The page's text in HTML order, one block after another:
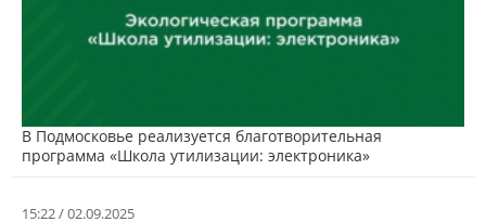
В Подмосковье реализуется благотворительная
программа «Школа утилизации: электроника»
15:22 / 02.09.2025